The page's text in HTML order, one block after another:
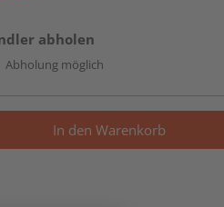
abholen
Abholung möglich
In den Warenkorb